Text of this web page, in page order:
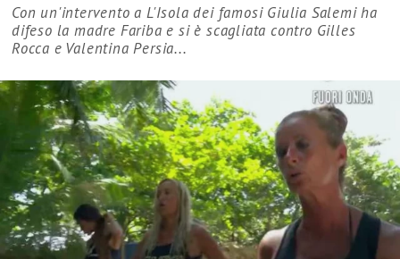
Con un'intervento a L'Isola dei famosi Giulia Salemi ha
difeso la madre Fariba e si è scagliata contro Gilles
Rocca e Valentina Persia...